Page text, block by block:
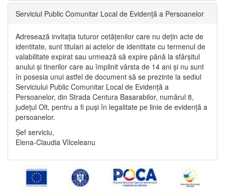
Serviciul Public Comunitar Local de Evidență a Persoanelor
Adresează invitația tuturor cetățenilor care nu dețin acte de
identitate, sunt titulari ai actelor de identitate cu termenul de
valabilitate expirat sau urmează să expire până la sfârșitul
anului și tinerilor care au împlinit vârsta de 14 ani și nu sunt
în posesia unui astfel de document să se prezinte la sediul
Serviciului Public Comunitar Local de Evidență a
Persoanelor, din Strada Centura Basarabilor, numărul 8,
județul Olt, pentru a fi puși în legalitate pe linie de evidență a
persoanelor.
Șef serviciu,
Elena-Claudia Vîlceleanu